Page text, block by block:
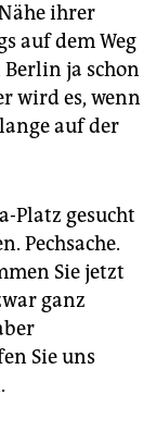
ihrer
auf dem Weg
ja schon
wird es, wenn
auf der
Platz gesucht
Pechsache.
Sie jetzt
ganz
Sie uns